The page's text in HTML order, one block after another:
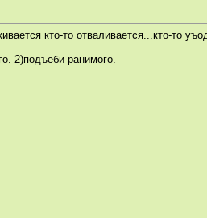
кто-то отваливается...кто-то
2)подъеби ранимого.